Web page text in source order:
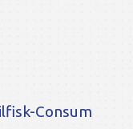
Consum